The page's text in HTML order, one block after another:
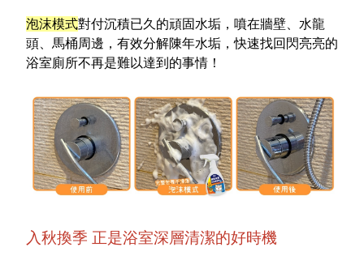
泡沫模式對付沉積已久的頑固水垢，噴在牆壁、水龍
頭、馬桶周邊，有效分解陳年水垢，快速找回閃亮亮的
浴室廁所不再是難以達到的事情！
入秋換季 正是浴室深層清潔的好時機